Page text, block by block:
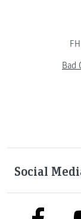
Bad
Social
link to